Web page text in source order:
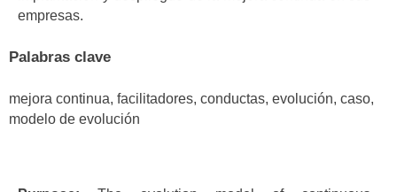
empresas.
Palabras clave
mejora continua, facilitadores, conductas, evolución, caso,
modelo de evolución